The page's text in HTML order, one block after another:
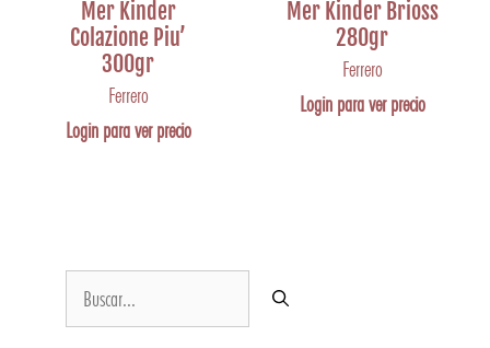
Mer Kinder
Colazione Piu’
300gr
Ferrero
Login para ver precio
Mer Kinder Brioss
280gr
Ferrero
Login para ver precio